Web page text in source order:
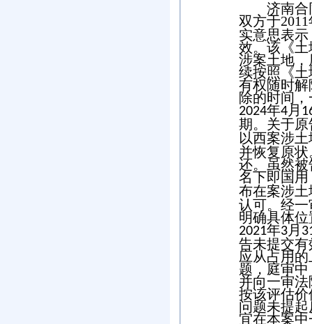
济南合
双方于2011
实意思表
效。该《
涉案土地
续按照《
有权随时
除的时间
2024年4 月
期。关于
以西案涉
并恢复原
还。虽然
名下即国用
布在案涉
认可。经
明确具体
2021年3 月
告未提交
应从占用
题，庭审
并向一审
按该评估
问题未提
宜在本案